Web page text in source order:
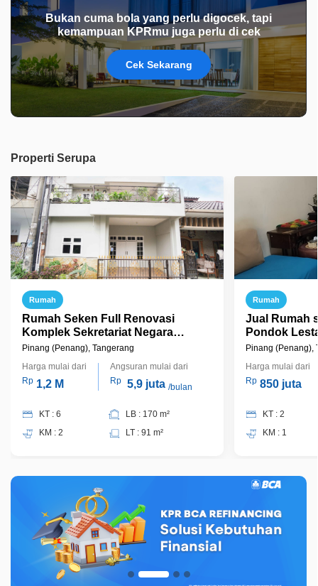
Bukan cuma bola yang perlu digocek, tapi
kemampuan KPRmu juga perlu di cek
Cek Sekarang
Properti Serupa
Rumah
Rumah Seken Full Renovasi
Komplek Sekretariat Negara
Strategis di Pinang Bisa KPR
Pinang (Penang), Tangerang
Harga mulai dari
Rp 1,2 M
Angsuran mulai dari
Rp 5,9 juta /bulan
KT : 6
KM : 2
LB : 170 m²
LT : 91 m²
Rumah
Jual Rumah
Pondok
Pinang (Penang),
Harga mulai dari
Rp 850 juta
KT : 2
KM : 1